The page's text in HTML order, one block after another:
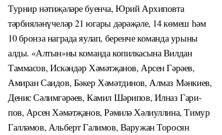
Тур­нир нәтиҗәләре буенча, Юрий Архиповта
тәрбияләнүчеләр 21 югары дәрәҗәле, 14 көмеш һәм
10 бронза награда яулап, беренче команда урыны
алды. «Алтын»ны команда копилкасына Вилдан
Таммасов, Искәндәр Хәмәтҗанов, Арсен Гәрәев,
Амиран Саидов, Бәкер Хәмәтдинов, Алмаз Мәнкиев,
Денис Сәлимгәрәев, Камил Шәрипов, Илназ Гари­
пов, Арсен Хәмәтҗанов, Рәмилә Хәлиуллина, Тимур
Галләмов, Альберт Галимов, Варужан Торосян